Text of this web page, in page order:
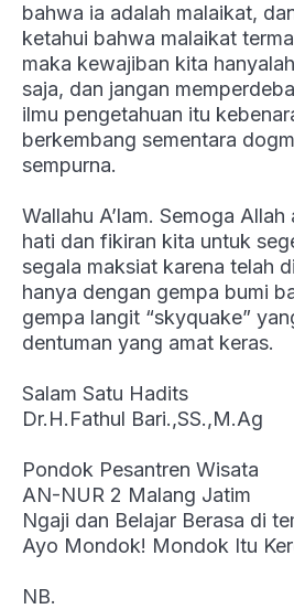
bahwa ia adalah malaikat,
ketahui bahwa malaikat
maka kewajiban kita
saja, dan jangan
ilmu pengetahuan itu
berkembang sementara
sempurna.
Wallahu A’lam. Semoga
hati dan fikiran kita untuk
segala maksiat karena telah
hanya dengan gempa bumi
gempa langit “skyquake”
dentuman yang amat keras.
Salam Satu Hadits
Dr.H.Fathul Bari.,SS.,M.Ag
Pondok Pesantren Wisata
AN-NUR 2 Malang Jatim
Ngaji dan Belajar Berasa di
Ayo Mondok! Mondok Itu
NB.